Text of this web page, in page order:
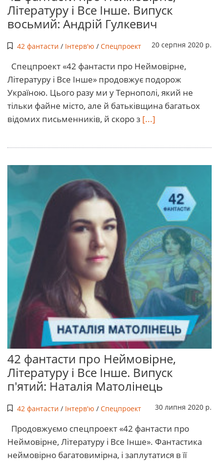
Літературу і Все Інше. Випуск
восьмий: Андрій Гулкевич
42 фантасти / Інтерв'ю / Спецпроект 20 серпня 2020 р.
Спецпроект «42 фантасти про Неймовірне,
Літературу і Все Інше» продовжує подорож
Україною. Цього разу ми у Тернополі, який не
тільки файне місто, але й батьківщина багатьох
відомих письменників, й скоро з [...]
42 фантасти про Неймовірне,
Літературу і Все Інше. Випуск
п'ятий: Наталія Матолінець
42 фантасти / Інтерв'ю / Спецпроект 30 липня 2020 р.
Продовжуємо спецпроект «42 фантасти про
Неймовірне, Літературу і Все Інше». Фантастика
неймовірно багатовимірна, і заплутатися в її